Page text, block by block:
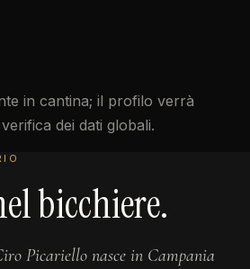
in cantina; il profilo verrà
dei dati globali.
bicchiere.
Picariello nasce in Campania